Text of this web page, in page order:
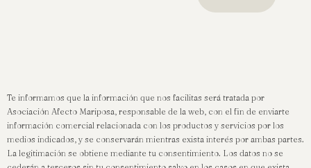
Te informamos que la información que nos facilitas será tratada por
Asociación Afecto Mariposa, responsable de la web, con el fin de enviarte
información comercial relacionada con los productos y servicios por los
medios indicados, y se conservarán mientras exista interés por ambas partes.
La legitimación se obtiene mediante tu consentimiento. Los datos no se